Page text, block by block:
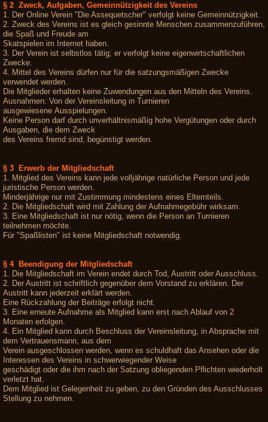
§ 2 Zweck, Aufgaben, Gemeinnützigkeit des Vereins
1. Der Online Verein "Die Assequetscher" verfolgt keine Gemeinnützigkeit.
2. Zweck des Vereins ist es gleich gesinnte Menschen zusammenzuführen,
die Spaß und Freude am
Skatspielen im Internet haben.
3. Der Verein ist selbstlos tätig; er verfolgt keine eigenwirtschaftlichen
Zwecke.
4. Mittel des Vereins dürfen nur für die satzungsmäßigen Zwecke
verwendet werden.
Die Mitglieder erhalten keine Zuwendungen aus den Mitteln des Vereins.
Ausnahmen: Von der Vereinsleitung in Turnieren
ausgewiesene Ausspielungen.
Keine Person darf durch unverhältnismäßig hohe Vergütungen oder durch
Ausgaben, die dem Zweck
des Vereins fremd sind, begünstigt werden.
§ 3 Erwerb der Mitgliedschaft
1. Mitglied des Vereins kann jede volljährige natürliche Person und jede
juristische Person werden.
Minderjährige nur mit Zustimmung mindestens eines Elternteils.
2. Die Mitgliedschaft wird mit Zahlung der Aufnahmegebühr wirksam.
3. Eine Mitgliedschaft ist nur nötig, wenn die Person an Turnieren
teilnehmen möchte.
Für "Spaßlisten" ist keine Mitgliedschaft notwendig.
§ 4 Beendigung der Mitgliedschaft
1. Die Mitgliedschaft im Verein endet durch Tod, Austritt oder Ausschluss.
2. Der Austritt ist schriftlich gegenüber dem Vorstand zu erklären. Der
Austritt kann jederzeit erklärt werden.
Eine Rückzahlung der Beiträge erfolgt nicht.
3. Eine erneute Aufnahme als Mitglied kann erst nach Ablauf von 2
Monaten erfolgen.
4. Ein Mitglied kann durch Beschluss der Vereinsleitung, in Absprache mit
dem Vertrauensmann, aus dem
Verein ausgeschlossen werden, wenn es schuldhaft das Ansehen oder die
Interessen des Vereins in schwerwiegender Weise
geschädigt oder die ihm nach der Satzung obliegenden Pflichten wiederholt
verletzt hat.
Dem Mitglied ist Gelegenheit zu geben, zu den Gründen des Ausschlusses
Stellung zu nehmen.